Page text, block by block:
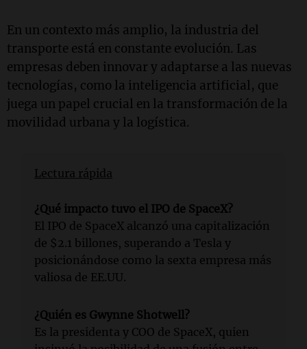
En un contexto más amplio, la industria del
transporte está en constante evolución. Las
empresas deben innovar y adaptarse a las nuevas
tecnologías, como la inteligencia artificial, que
juega un papel crucial en la transformación de la
movilidad urbana y la logística.
Lectura rápida
¿Qué impacto tuvo el IPO de SpaceX?
El IPO de SpaceX alcanzó una capitalización
de $2.1 billones, superando a Tesla y
posicionándose como la sexta empresa más
valiosa de EE.UU.
¿Quién es Gwynne Shotwell?
Es la presidenta y COO de SpaceX, quien